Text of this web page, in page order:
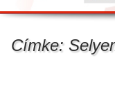
Címke: